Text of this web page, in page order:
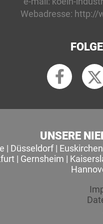
Webadresse: http://
UNSERE
| Düsseldorf| Euskirchen
| Gernsheim |